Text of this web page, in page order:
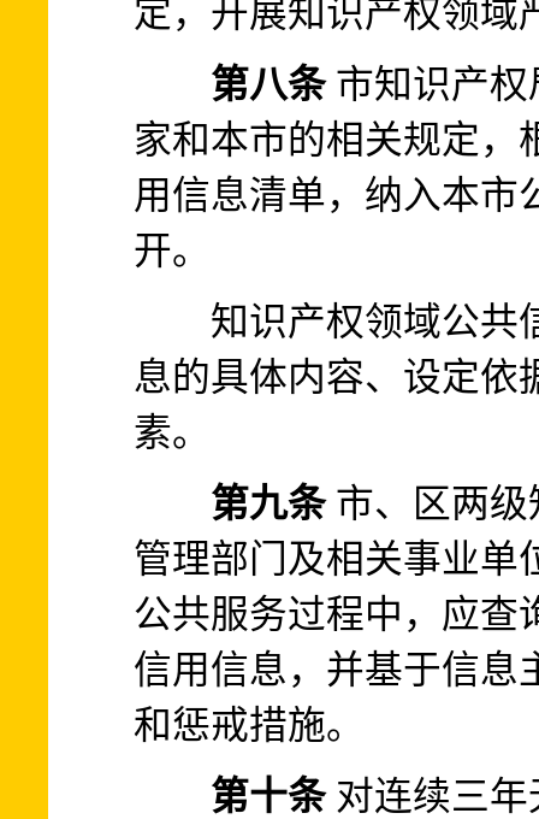
定，开展知识产权领域
第八条市知识产权
家和本市的相关规定，
用信息清单，纳入本市
开。
知识产权领域公共
息的具体内容、设定依
素。
第九条市、区两级
管理部门及相关事业单
公共服务过程中，应查
信用信息，并基于信息
和惩戒措施。
第十条对连续三年